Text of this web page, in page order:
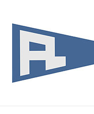
content